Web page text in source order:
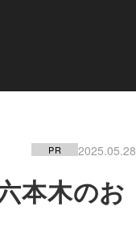
PR 2025.05.28
本木のお